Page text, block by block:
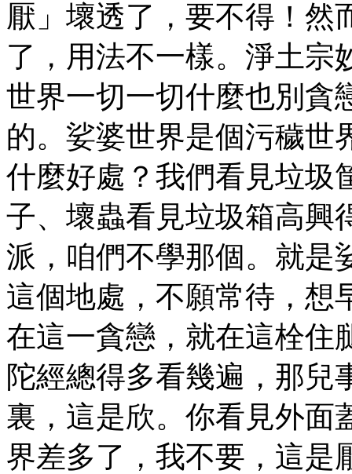
厭」壞透了，要不得！然
了，用法不一樣。淨土宗
世界一切一切什麼也別貪
的。娑婆世界是個污穢世
什麼好處？我們看見垃圾
子、壞蟲看見垃圾箱高興
派，咱們不學那個。就是
這個地處，不願常待，想
在這一貪戀，就在這栓住
陀經總得多看幾遍，那兒
裏，這是欣。你看見外面
界差多了，我不要，這是